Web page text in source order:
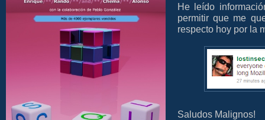
He leído
permitir que me
respecto hoy por la
Saludos Malignos!